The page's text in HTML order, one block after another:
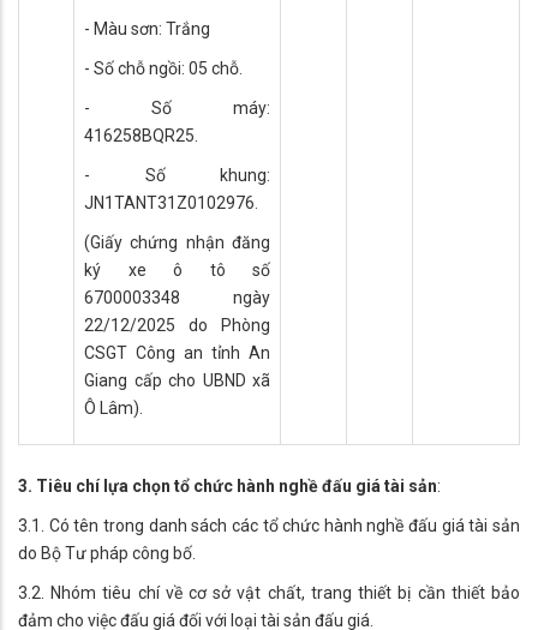
- Màu sơn: Trắng
- Số chỗ ngồi: 05 chỗ.
- Số máy:
416258BQR25.
- Số khung:
JN1TANT31Z0102976.
(Giấy chứng nhận đăng
ký xe ô tô số
6700003348 ngày
22/12/2025 do Phòng
CSGT Công an tỉnh An
Giang cấp cho UBND xã
Ô Lâm).
3. Tiêu chí lựa chọn tổ chức hành nghề đấu giá tài sản:
3.1. Có tên trong danh sách các tổ chức hành nghề đấu giá tài sản
do Bộ Tư pháp công bố.
3.2. Nhóm tiêu chí về cơ sở vật chất, trang thiết bị cần thiết bảo
đảm cho việc đấu giá đối với loại tài sản đấu giá.